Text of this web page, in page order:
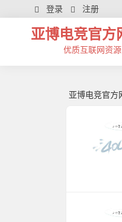
安卓游戏精品库：去广告版、破
登录 注册
亚博电竞官方
优质互联网资源
亚博电竞官方